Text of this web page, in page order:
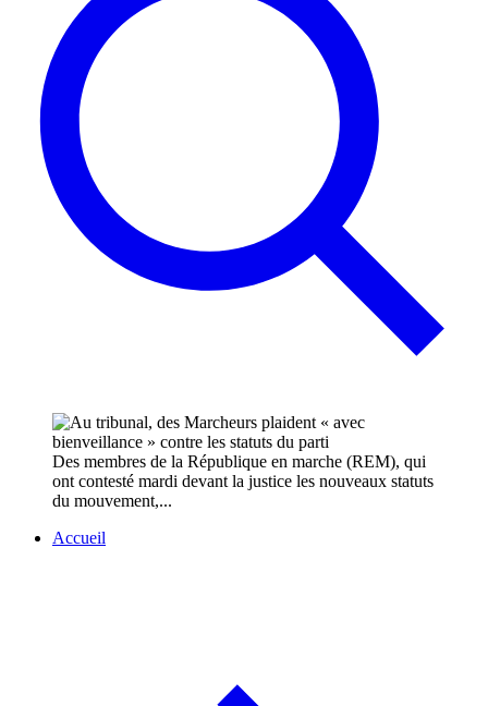
Des membres de la République en marche (REM), qui
ont contesté mardi devant la justice les nouveaux statuts
du mouvement,...
Accueil